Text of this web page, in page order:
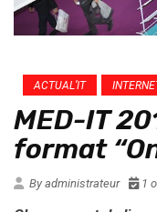
ACTUAL’IT
MED-IT
format
By administrateur 1